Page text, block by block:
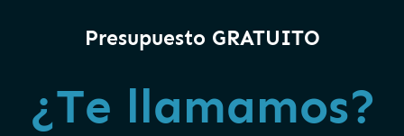
Presupuesto GRATUITO
¿Te llamamos?